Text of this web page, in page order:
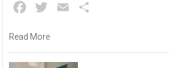
Facebook
Twitter Email
Read More